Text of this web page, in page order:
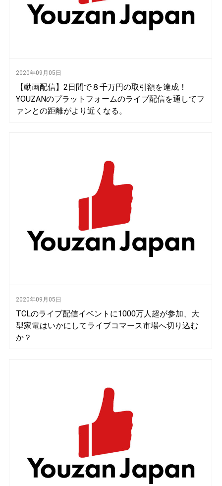
2020年09月05日
【動画配信】2日間で８千万円の取引額を達成！
YOUZANのプラットフォームのライブ配信を通してフ
ァンとの距離がより近くなる。
2020年09月05日
TCLのライブ配信イベントに1000万人超が参加、大
型家電はいかにしてライブコマース市場へ切り込む
か？